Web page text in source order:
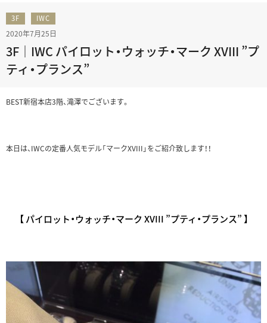
3F IWC
2020年7月25日
3F｜IWC パイロット・ウォッチ・マーク XVIII ”プ
ティ・プランス”
BEST新宿本店3階、滝澤でございます。
本日は、IWCの定番人気モデル「マークXVIII」をご紹介致します！！
【 パイロット・ウォッチ・マーク XVIII ”プティ・プランス” 】